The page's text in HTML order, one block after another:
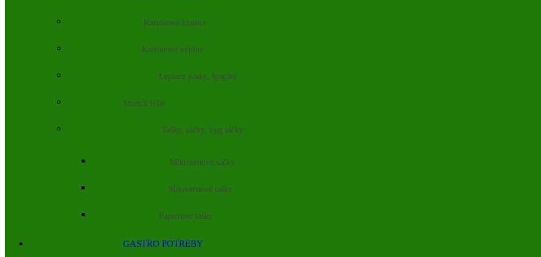
Kartónové krabice
Kartónové výplne
Lepiace pásky, špagáty
Stretch fólie
Tašky, sáčky, hyg sáčky
Mikroténové sáčky
Mikroténové tašky
Papierové tašky
GASTRO POTREBY